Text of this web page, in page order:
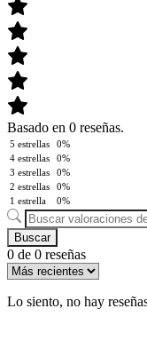
Basado en 0 reseñas.
5 estrellas
0%
4 estrellas
0%
3 estrellas
0%
2 estrellas
0%
1 estrella
0%
Buscar
0 de 0 reseñas
Lo siento, no hay